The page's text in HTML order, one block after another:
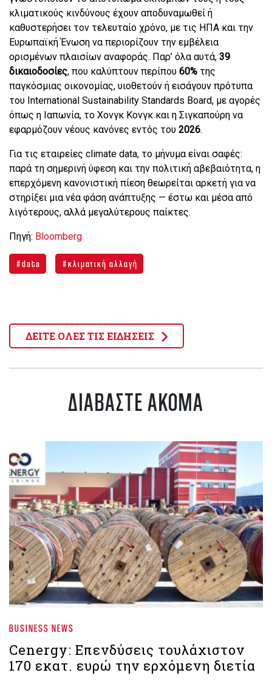
κλιματικούς κινδύνους έχουν αποδυναμωθεί ή
καθυστερήσει τον τελευταίο χρόνο, με τις ΗΠΑ και την
Ευρωπαϊκή Ένωση να περιορίζουν την εμβέλεια
ορισμένων πλαισίων αναφοράς. Παρ’ όλα αυτά, 39
δικαιοδοσίες, που καλύπτουν περίπου 60% της
παγκόσμιας οικονομίας, υιοθετούν ή εισάγουν πρότυπα
του International Sustainability Standards Board, με αγορές
όπως η Ιαπωνία, το Χονγκ Κονγκ και η Σιγκαπούρη να
εφαρμόζουν νέους κανόνες εντός του 2026.
Για τις εταιρείες climate data, το μήνυμα είναι σαφές:
παρά τη σημερινή ύφεση και την πολιτική αβεβαιότητα, η
επερχόμενη κανονιστική πίεση θεωρείται αρκετή για να
στηρίξει μια νέα φάση ανάπτυξης — έστω και μέσα από
λιγότερους, αλλά μεγαλύτερους παίκτες.
Πηγή: Bloomberg
data κλιματική αλλαγή
ΔΕΙΤΕ ΟΛΕΣ ΤΙΣ ΕΙΔΗΣΕΙΣ
ΔΙΑΒΑΣΤΕ ΑΚΟΜΑ
BUSINESS NEWS
Cenergy: Επενδύσεις τουλάχιστον
170 εκατ. ευρώ την ερχόμενη διετία